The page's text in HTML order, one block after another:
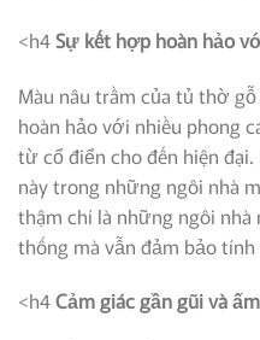
<h4Sự kết hợp hoàn hảo
Màu nâu trầm của tủ thờ
hoàn hảo với nhiều phong
từ cổ điển cho đến hiện
này trong những ngôi nhà
thậm chí là những ngôi nhà
thống mà vẫn đảm bảo tính
<h4Cảm giác gần gũi và